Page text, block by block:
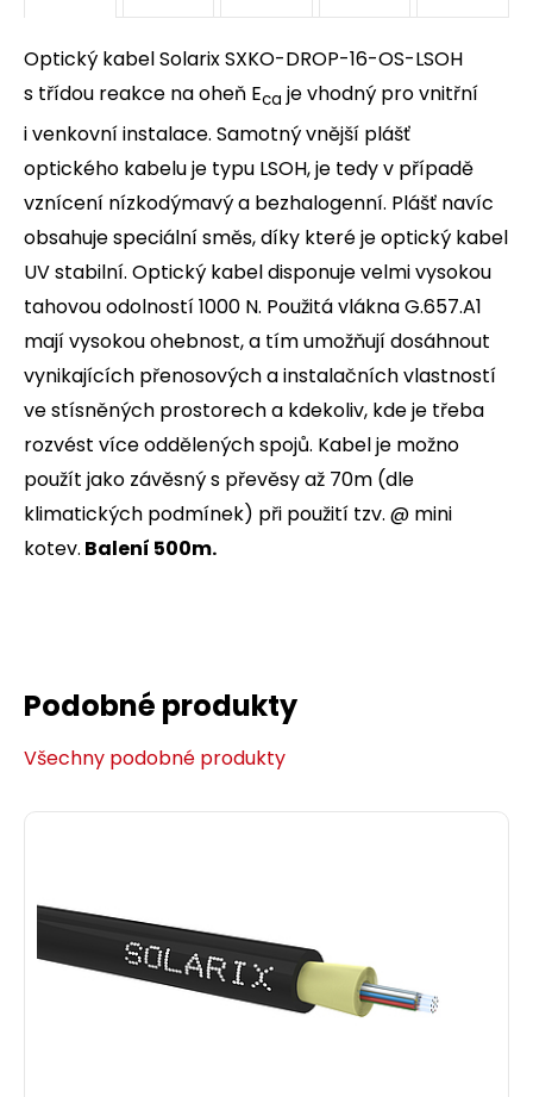
Optický kabel Solarix SXKO-DROP-16-OS-LSOH
s třídou reakce na oheň Eca je vhodný pro vnitřní
i venkovní instalace. Samotný vnější plášť
optického kabelu je typu LSOH, je tedy v případě
vznícení nízkodýmavý a bezhalogenní. Plášť navíc
obsahuje speciální směs, díky které je optický kabel
UV stabilní. Optický kabel disponuje velmi vysokou
tahovou odolností 1000 N. Použitá vlákna G.657.A1
mají vysokou ohebnost, a tím umožňují dosáhnout
vynikajících přenosových a instalačních vlastností
ve stísněných prostorech a kdekoliv, kde je třeba
rozvést více oddělených spojů. Kabel je možno
použít jako závěsný s převěsy až 70m (dle
klimatických podmínek) při použití tzv. @ mini
kotev. Balení 500m.
Podobné produkty
Všechny podobné produkty